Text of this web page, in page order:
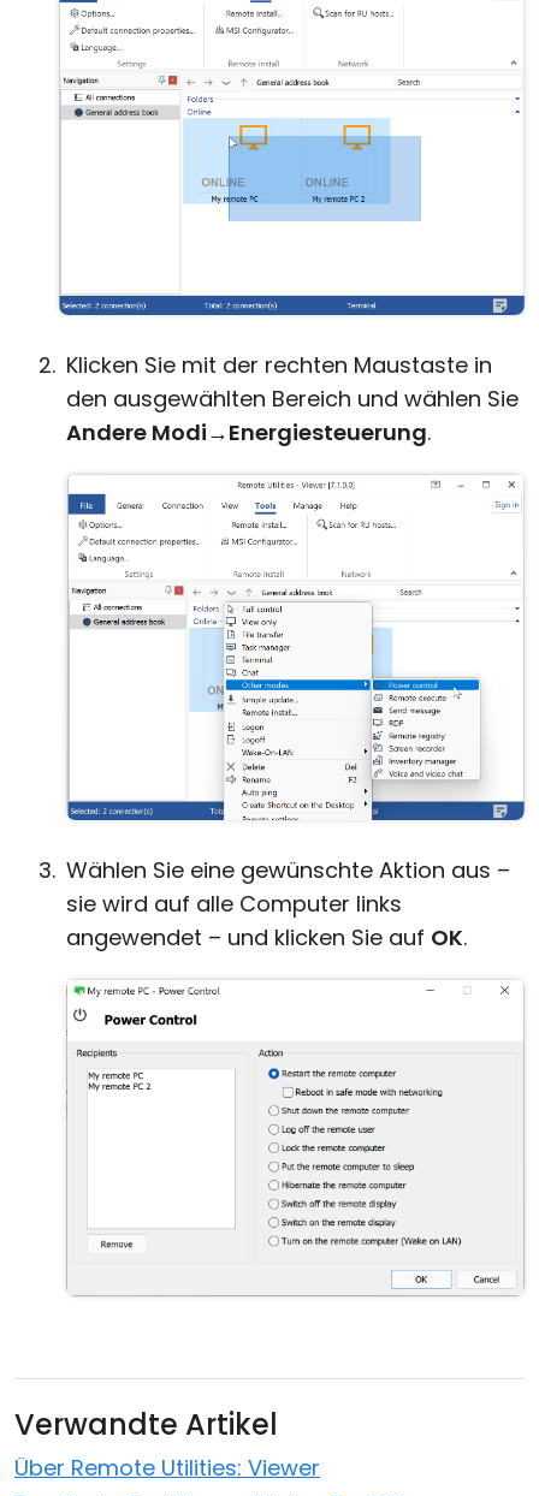
Klicken Sie mit der rechten Maustaste in
den ausgewählten Bereich und wählen Sie
Andere Modi→Energiesteuerung.
Wählen Sie eine gewünschte Aktion aus –
sie wird auf alle Computer links
angewendet – und klicken Sie auf OK.
Verwandte Artikel
Über Remote Utilities: Viewer